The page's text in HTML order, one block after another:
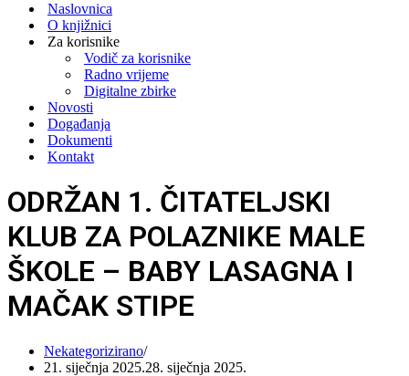
Naslovnica
O knjižnici
Za korisnike
Vodič za korisnike
Radno vrijeme
Digitalne zbirke
Novosti
Događanja
Dokumenti
Kontakt
ODRŽAN 1. ČITATELJSKI
KLUB ZA POLAZNIKE MALE
ŠKOLE – BABY LASAGNA I
MAČAK STIPE
Nekategorizirano
21. siječnja 2025.28. siječnja 2025.